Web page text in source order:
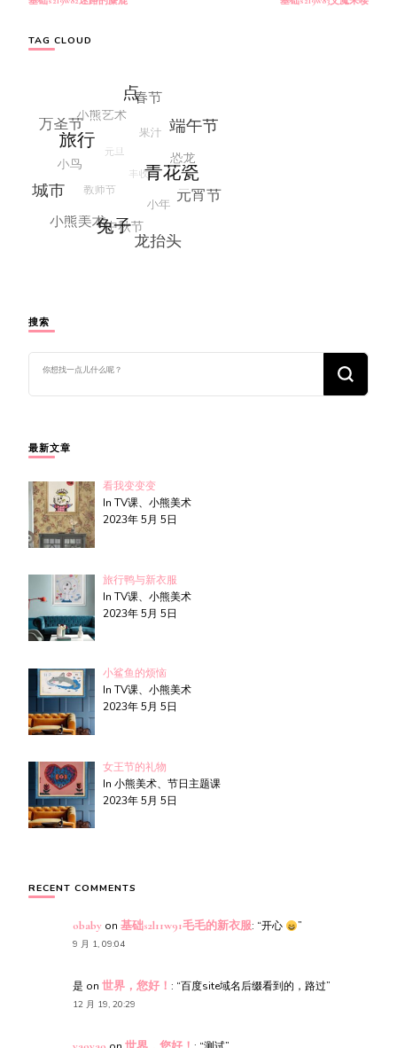
文
航
TAG CLOUD
搜索
么
吗?
最新文章
看我变变变
In TV课、小熊美术
2023年 5月 5日
旅行鸭与新衣服
In TV课、小熊美术
2023年 5月 5日
小鲨鱼的烦恼
In TV课、小熊美术
2023年 5月 5日
女王节的礼物
In 小熊美术、节日主题课
2023年 5月 5日
RECENT COMMENTS
obaby on 基础s2l11w91毛毛的新衣服: “开心 ”
9 月 1, 09:04
是 on 世界，您好！ : “百度site域名后缀看到的，路过”
12 月 19, 20:29